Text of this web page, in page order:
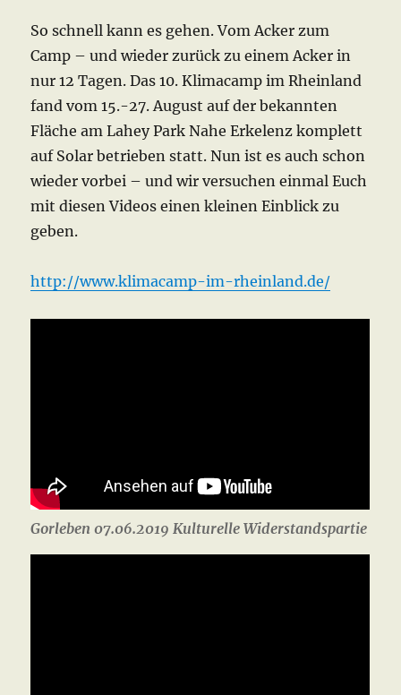
So schnell kann es gehen. Vom Acker zum
Camp – und wieder zurück zu einem Acker in
nur 12 Tagen. Das 10. Klimacamp im Rheinland
fand vom 15.-27. August auf der bekannten
Fläche am Lahey Park Nahe Erkelenz komplett
auf Solar betrieben statt. Nun ist es auch schon
wieder vorbei – und wir versuchen einmal Euch
mit diesen Videos einen kleinen Einblick zu
geben.
http://www.klimacamp-im-rheinland.de/
Gorleben 07.06.2019 Kulturelle Widerstandspartie